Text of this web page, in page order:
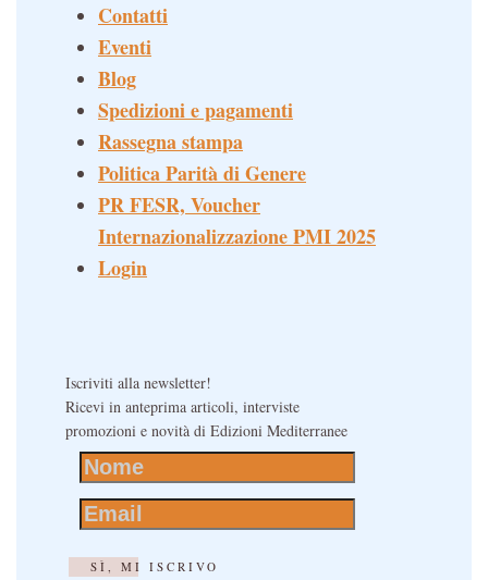
Contatti
Eventi
Blog
Spedizioni e pagamenti
Rassegna stampa
Politica Parità di Genere
PR FESR, Voucher
Internazionalizzazione PMI 2025
Login
Iscriviti alla newsletter!
Ricevi in anteprima articoli, interviste
promozioni e novità di Edizioni Mediterranee
SÌ, MI ISCRIVO